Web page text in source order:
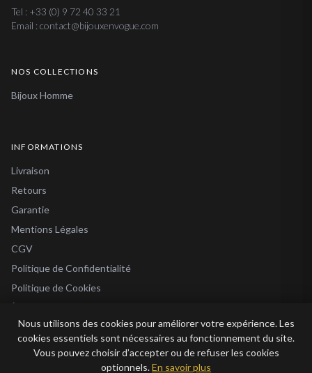
Tel : +33 (0) 9 72 40 33 21
Email : contact@bijouxenvogue.com
NOS COLLECTIONS
Bijoux Homme
INFORMATIONS
Livraison
Retours
Garantie
Mentions Légales
CGV
Politique de Confidentialité
Politique de Cookies
À Propos
Blog
Nous utilisons des cookies pour améliorer votre expérience. Les
cookies essentiels sont nécessaires au fonctionnement du site.
Vous pouvez choisir d’accepter ou de refuser les cookies
optionnels.En savoir plus